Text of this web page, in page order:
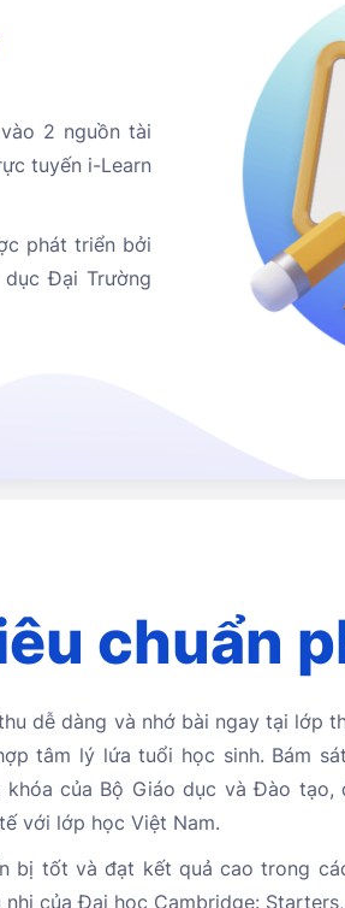
2 nguồn tài
tuyến i-Learn
phát triển bởi
Đại Trường
chuẩn
dễ dàng và nhớ bài ngay tại lớp
tâm lý lứa tuổi học sinh. Bám
khóa của Bộ Giáo dục và Đào
với lớp học Việt Nam.
bị tốt và đạt kết quả cao trong
nhi của Đại học Cambridge: